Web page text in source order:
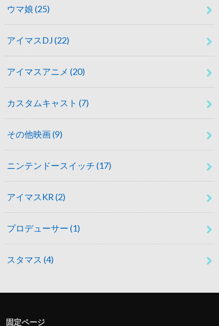
ウマ娘 (25)
アイマスDJ (22)
アイマスアニメ (20)
カスタムキャスト (7)
その他映画(9)
ニンテンドースイッチ (17)
アイマスKR (2)
プロデューサー (1)
スタマス (4)
固定ページ